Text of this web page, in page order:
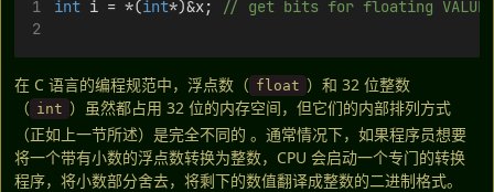
int i = *(int*)&x; // get bits for floating
在 C 语言的编程规范中，浮点数（ float ）和 32 位整数
（ int ）虽然都占用 32 位的内存空间，但它们的内部排列方式
（正如上一节所述）是完全不同的 。通常情况下，如果程序员想要
将一个带有小数的浮点数转换为整数，CPU 会启动一个专门的转换
程序，将小数部分舍去，将剩下的数值翻译成整数的二进制格式。